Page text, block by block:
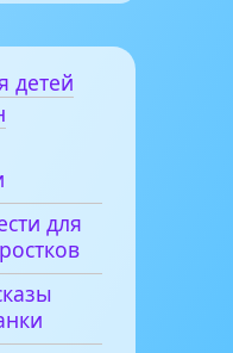
детей
для